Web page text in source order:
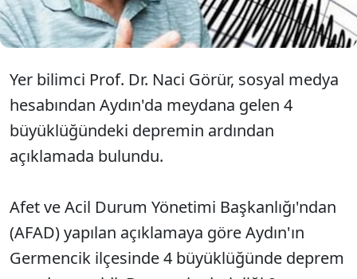
Yer bilimci Prof. Dr. Naci Görür, sosyal medya
hesabından Aydın'da meydana gelen 4
büyüklüğündeki depremin ardından
açıklamada bulundu.
Afet ve Acil Durum Yönetimi Başkanlığı'ndan
(AFAD) yapılan açıklamaya göre Aydın'ın
Germencik ilçesinde 4 büyüklüğünde deprem